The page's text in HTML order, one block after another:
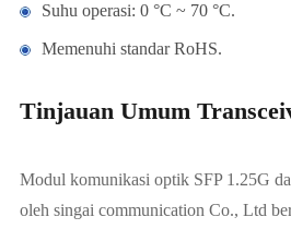
Suhu operasi: 0 °C ~ 70 °C.
Memenuhi standar RoHS.
Tinjauan Umum
Modul komunikasi optik SFP 1.25G
oleh singai communication Co., Ltd